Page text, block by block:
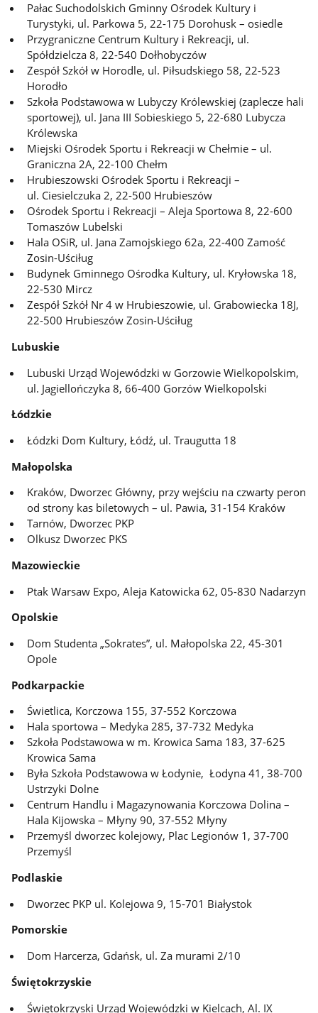
Pałac Suchodolskich Gminny Ośrodek Kultury i
Turystyki, ul. Parkowa 5, 22-175 Dorohusk – osiedle
Przygraniczne Centrum Kultury i Rekreacji, ul.
Spółdzielcza 8, 22-540 Dołhobyczów
Zespół Szkół w Horodle, ul. Piłsudskiego 58, 22-523
Horodło
Szkoła Podstawowa w Lubyczy Królewskiej (zaplecze hali
sportowej), ul. Jana III Sobieskiego 5, 22-680 Lubycza
Królewska
Miejski Ośrodek Sportu i Rekreacji w Chełmie – ul.
Graniczna 2A, 22-100 Chełm
Hrubieszowski Ośrodek Sportu i Rekreacji –
ul. Ciesielczuka 2, 22-500 Hrubieszów
Ośrodek Sportu i Rekreacji – Aleja Sportowa 8, 22-600
Tomaszów Lubelski
Hala OSiR, ul. Jana Zamojskiego 62a, 22-400 Zamość
Zosin-Uściług
Budynek Gminnego Ośrodka Kultury, ul. Kryłowska 18,
22-530 Mircz
Zespół Szkół Nr 4 w Hrubieszowie, ul. Grabowiecka 18J,
22-500 Hrubieszów Zosin-Uściług
Lubuskie
Lubuski Urząd Wojewódzki w Gorzowie Wielkopolskim,
ul. Jagiellończyka 8, 66-400 Gorzów Wielkopolski
Łódzkie
Łódzki Dom Kultury, Łódź, ul. Traugutta 18
Małopolska
Kraków, Dworzec Główny, przy wejściu na czwarty peron
od strony kas biletowych – ul. Pawia, 31-154 Kraków
Tarnów, Dworzec PKP
Olkusz Dworzec PKS
Mazowieckie
Ptak Warsaw Expo, Aleja Katowicka 62, 05-830 Nadarzyn
Opolskie
Dom Studenta „Sokrates”, ul. Małopolska 22, 45-301
Opole
Podkarpackie
Świetlica, Korczowa 155, 37-552 Korczowa
Hala sportowa – Medyka 285, 37-732 Medyka
Szkoła Podstawowa w m. Krowica Sama 183, 37-625
Krowica Sama
Była Szkoła Podstawowa w Łodynie, Łodyna 41, 38-700
Ustrzyki Dolne
Centrum Handlu i Magazynowania Korczowa Dolina –
Hala Kijowska – Młyny 90, 37-552 Młyny
Przemyśl dworzec kolejowy, Plac Legionów 1, 37-700
Przemyśl
Podlaskie
Dworzec PKP ul. Kolejowa 9, 15-701 Białystok
Pomorskie
Dom Harcerza, Gdańsk, ul. Za murami 2/10
Świętokrzyskie
Świętokrzyski Urząd Wojewódzki w Kielcach, Al. IX